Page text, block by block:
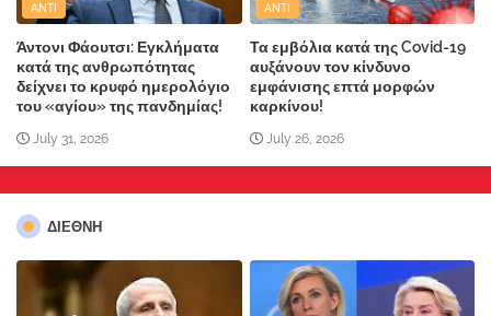
ANTI
Άντονι Φάουτσι: Εγκλήματα
κατά της ανθρωπότητας
δείχνει το κρυφό ημερολόγιο
του «αγίου» της πανδημίας!
July 31, 2026
ANTI
Τα εμβόλια κατά της Covid-19
αυξάνουν τον κίνδυνο
εμφάνισης επτά μορφών
καρκίνου!
July 26, 2026
ΔΙΕΘΝΗ